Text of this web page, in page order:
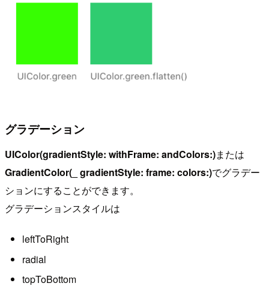
グラデーション
UIColor(gradientStyle: withFrame: andColors:)または
GradientColor(_ gradientStyle: frame: colors:)でグラデー
ションにすることができます。
グラデーションスタイルは
leftToRight
radial
topToBottom